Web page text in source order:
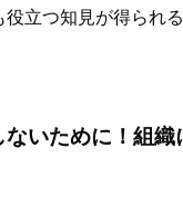
役立つ知見が得られ
いために！組